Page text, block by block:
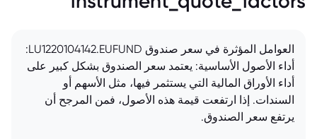
العوامل المؤثرة في سعر صندوق LU1220104142.EUFUND:
أداء الأصول الأساسية: يعتمد سعر الصندوق بشكل كبير على
أداء الأوراق المالية التي يستثمر فيها، مثل الأسهم أو
السندات. إذا ارتفعت قيمة هذه الأصول، فمن المرجح أن
يرتفع سعر الصندوق.